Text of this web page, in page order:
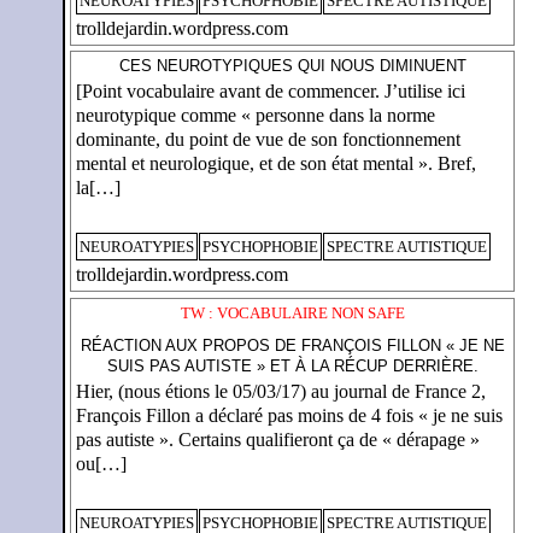
trolldejardin.wordpress.com
CES NEUROTYPIQUES QUI NOUS DIMINUENT
[Point vocabulaire avant de commencer. J’utilise ici
neurotypique comme « personne dans la norme
dominante, du point de vue de son fonctionnement
mental et neurologique, et de son état mental ». Bref,
la[…]
NEUROATYPIES PSYCHOPHOBIE SPECTRE AUTISTIQUE
trolldejardin.wordpress.com
TW : VOCABULAIRE NON SAFE
RÉACTION AUX PROPOS DE FRANÇOIS FILLON « JE NE
SUIS PAS AUTISTE » ET À LA RÉCUP DERRIÈRE.
Hier, (nous étions le 05/03/17) au journal de France 2,
François Fillon a déclaré pas moins de 4 fois « je ne suis
pas autiste ». Certains qualifieront ça de « dérapage »
ou[…]
NEUROATYPIES PSYCHOPHOBIE SPECTRE AUTISTIQUE